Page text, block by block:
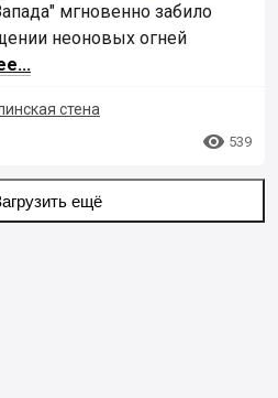
мгновенно забило
неоновых огней
стена
 539
ещё